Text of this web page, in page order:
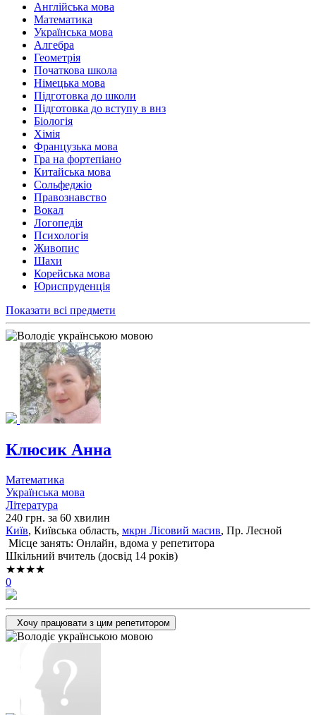
Англійська мова
Математика
Українська мова
Алгебра
Геометрія
Початкова школа
Німецька мова
Підготовка до школи
Підготовка до вступу в внз
Біологія
Хімія
Французька мова
Гра на фортепіано
Китайська мова
Сольфеджіо
Правознавство
Вокал
Логопедія
Психологія
Живопис
Шахи
Корейська мова
Юриспруденція
Показати всі предмети
Клюсик Анна
Математика
Українська мова
Література
240 грн. за 60 хвилин
Київ, Київська область, мкрн Лісовий масив, Пр. Лесной
Місце занять: Онлайн, вдома у репетитора
Шкільний вчитель (досвід 14 років)
★★★★
0
Хочу працювати з цим репетитором